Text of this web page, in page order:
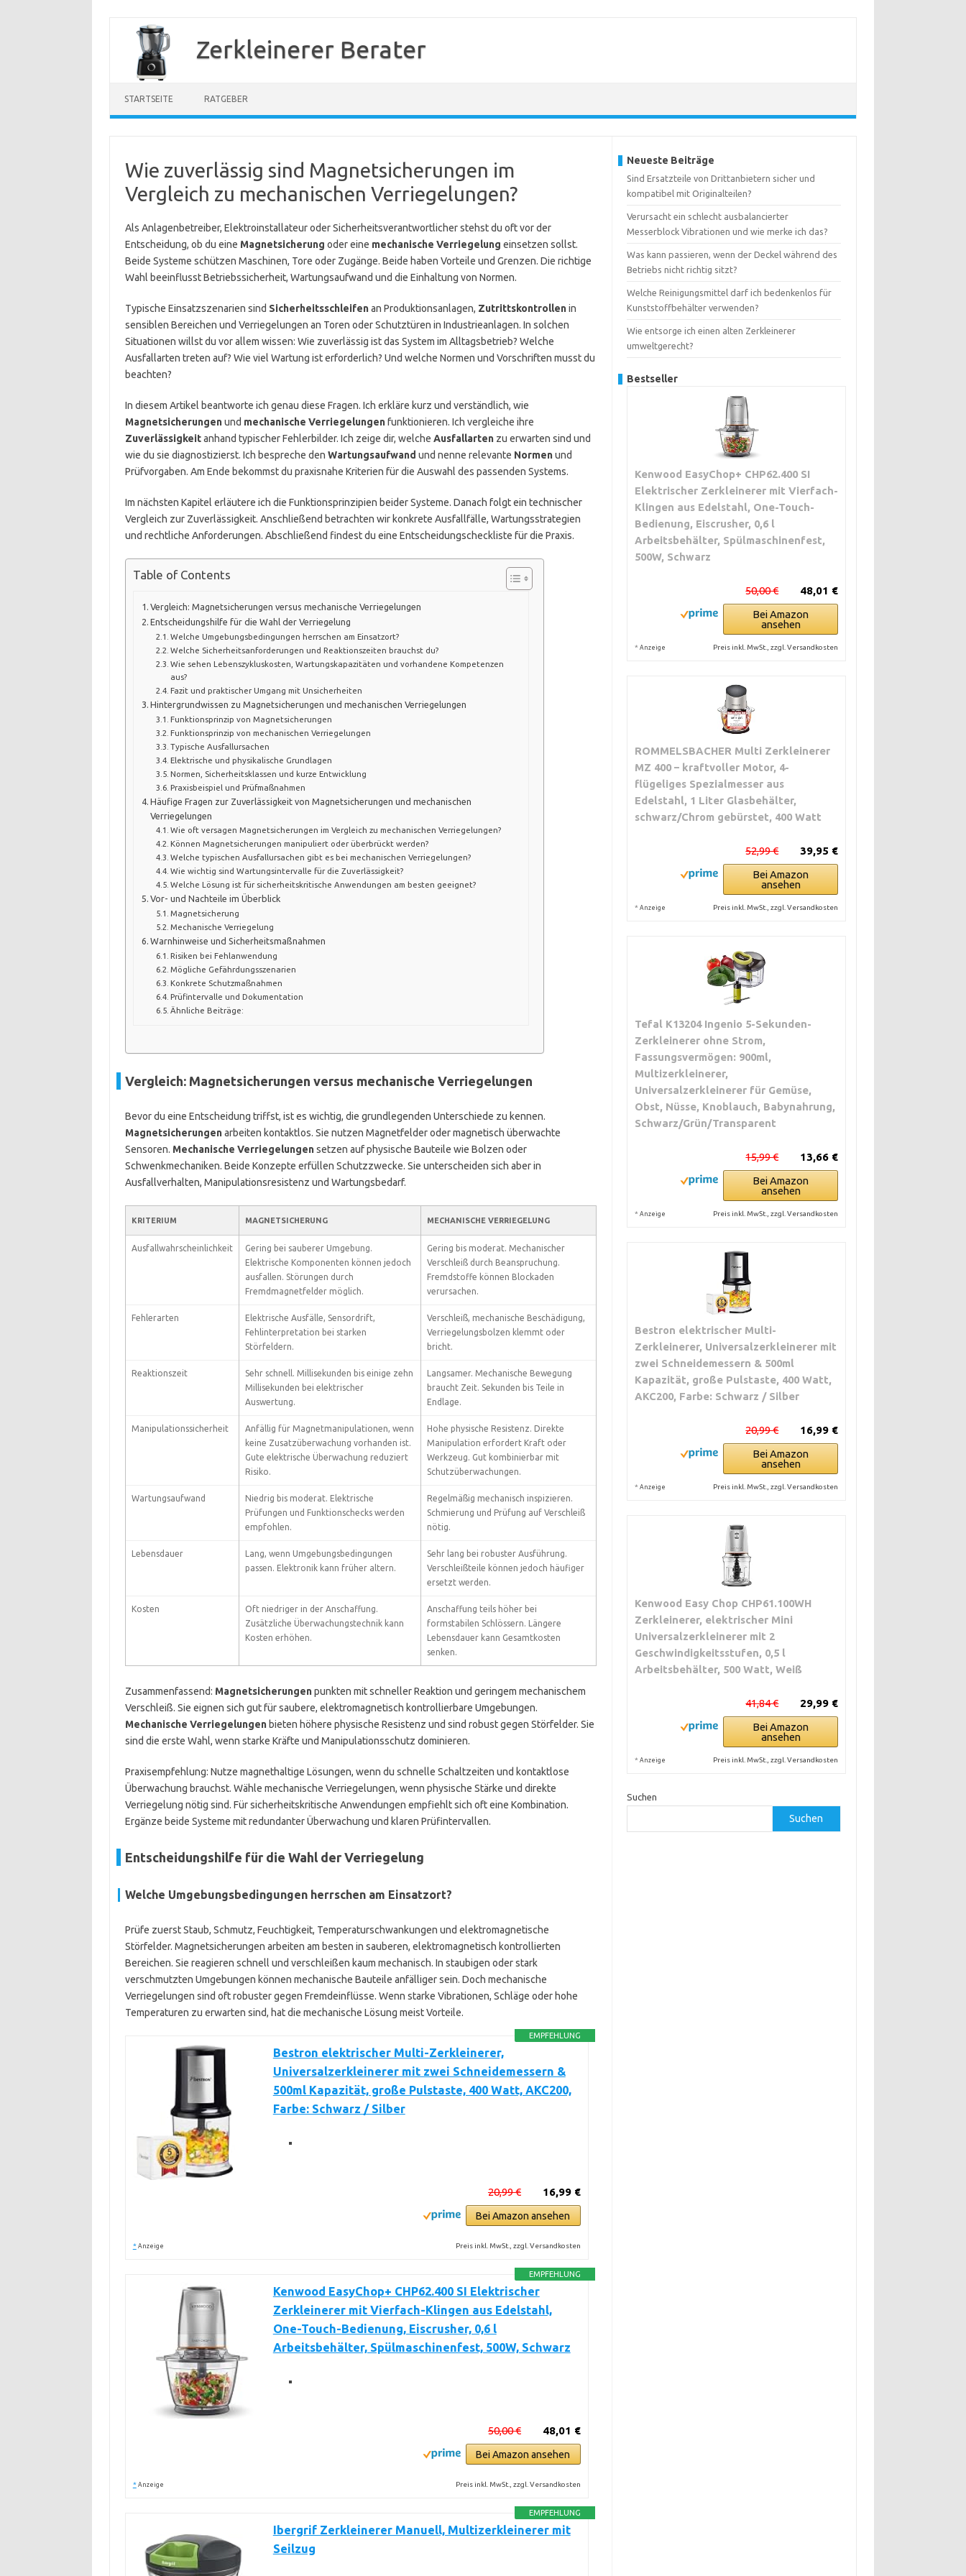
springen
Zerkleinerer Berater
STARTSEITE RATGEBER
Wie zuverlässig sind Magnetsicherungen im
Vergleich zu mechanischen Verriegelungen?
Als Anlagenbetreiber, Elektroinstallateur oder Sicherheitsverantwortlicher stehst du oft vor der
Entscheidung, ob du eine Magnetsicherung oder eine mechanische Verriegelung einsetzen sollst.
Beide Systeme schützen Maschinen, Tore oder Zugänge. Beide haben Vorteile und Grenzen. Die richtige
Wahl beeinflusst Betriebssicherheit, Wartungsaufwand und die Einhaltung von Normen.
Typische Einsatzszenarien sind Sicherheitsschleifenan Produktionsanlagen, Zutrittskontrollenin
sensiblen Bereichen und Verriegelungen an Toren oder Schutztüren in Industrieanlagen. In solchen
Situationen willst du vor allem wissen: Wie zuverlässig ist das System im Alltagsbetrieb? Welche
Ausfallarten treten auf? Wie viel Wartung ist erforderlich? Und welche Normen und Vorschriften musst du
beachten?
In diesem Artikel beantworte ich genau diese Fragen. Ich erkläre kurz und verständlich, wie
Magnetsicherungenund mechanische Verriegelungenfunktionieren. Ich vergleiche ihre
Zuverlässigkeitanhand typischer Fehlerbilder. Ich zeige dir, welche Ausfallartenzu erwarten sind und
wie du sie diagnostizierst. Ich bespreche den Wartungsaufwand und nenne relevante Normenund
Prüfvorgaben. Am Ende bekommst du praxisnahe Kriterien für die Auswahl des passenden Systems.
Im nächsten Kapitel erläutere ich die Funktionsprinzipien beider Systeme. Danach folgt ein technischer
Vergleich zur Zuverlässigkeit. Anschließend betrachten wir konkrete Ausfallfälle, Wartungsstrategien
und rechtliche Anforderungen. Abschließend findest du eine Entscheidungscheckliste für die Praxis.
Table of Contents
Vergleich: Magnetsicherungen versus mechanische Verriegelungen
Entscheidungshilfe für die Wahl der Verriegelung
Welche Umgebungsbedingungen herrschen am Einsatzort?
Welche Sicherheitsanforderungen und Reaktionszeiten brauchst du?
Wie sehen Lebenszykluskosten, Wartungskapazitäten und vorhandene Kompetenzen
aus?
Fazit und praktischer Umgang mit Unsicherheiten
Hintergrundwissen zu Magnetsicherungen und mechanischen Verriegelungen
Funktionsprinzip von Magnetsicherungen
Funktionsprinzip von mechanischen Verriegelungen
Typische Ausfallursachen
Elektrische und physikalische Grundlagen
Normen, Sicherheitsklassen und kurze Entwicklung
Praxisbeispiel und Prüfmaßnahmen
Häufige Fragen zur Zuverlässigkeit von Magnetsicherungen und mechanischen
Verriegelungen
Wie oft versagen Magnetsicherungen im Vergleich zu mechanischen Verriegelungen?
Können Magnetsicherungen manipuliert oder überbrückt werden?
Welche typischen Ausfallursachen gibt es bei mechanischen Verriegelungen?
Wie wichtig sind Wartungsintervalle für die Zuverlässigkeit?
Welche Lösung ist für sicherheitskritische Anwendungen am besten geeignet?
Vor- und Nachteile im Überblick
Magnetsicherung
Mechanische Verriegelung
Warnhinweise und Sicherheitsmaßnahmen
Risiken bei Fehlanwendung
Mögliche Gefährdungsszenarien
Konkrete Schutzmaßnahmen
Prüfintervalle und Dokumentation
Ähnliche Beiträge:
Vergleich: Magnetsicherungen versus mechanische Verriegelungen
Bevor du eine Entscheidung triffst, ist es wichtig, die grundlegenden Unterschiede zu kennen.
Magnetsicherungenarbeiten kontaktlos. Sie nutzen Magnetfelder oder magnetisch überwachte
Sensoren. Mechanische Verriegelungensetzen auf physische Bauteile wie Bolzen oder
Schwenkmechaniken. Beide Konzepte erfüllen Schutzzwecke. Sie unterscheiden sich aber in
Ausfallverhalten, Manipulationsresistenz und Wartungsbedarf.
KRITERIUM MAGNETSICHERUNG MECHANISCHE VERRIEGELUNG
Ausfallwahrscheinlichkeit
Gering bei sauberer Umgebung.
Elektrische Komponenten können jedoch
ausfallen. Störungen durch
Fremdmagnetfelder möglich.
Gering bis moderat. Mechanischer
Verschleiß durch Beanspruchung.
Fremdstoffe können Blockaden
verursachen.
Fehlerarten
Elektrische Ausfälle, Sensordrift,
Fehlinterpretation bei starken
Störfeldern.
Verschleiß, mechanische Beschädigung,
Verriegelungsbolzen klemmt oder
bricht.
Reaktionszeit
Sehr schnell. Millisekunden bis einige zehn
Millisekunden bei elektrischer
Auswertung.
Langsamer. Mechanische Bewegung
braucht Zeit. Sekunden bis Teile in
Endlage.
Manipulationssicherheit
Anfällig für Magnetmanipulationen, wenn
keine Zusatzüberwachung vorhanden ist.
Gute elektrische Überwachung reduziert
Risiko.
Hohe physische Resistenz. Direkte
Manipulation erfordert Kraft oder
Werkzeug. Gut kombinierbar mit
Schutzüberwachungen.
Wartungsaufwand
Niedrig bis moderat. Elektrische
Prüfungen und Funktionschecks werden
empfohlen.
Regelmäßig mechanisch inspizieren.
Schmierung und Prüfung auf Verschleiß
nötig.
Lebensdauer
Lang, wenn Umgebungsbedingungen
passen. Elektronik kann früher altern.
Sehr lang bei robuster Ausführung.
Verschleißteile können jedoch häufiger
ersetzt werden.
Kosten
Oft niedriger in der Anschaffung.
Zusätzliche Überwachungstechnik kann
Kosten erhöhen.
Anschaffung teils höher bei
formstabilen Schlössern. Längere
Lebensdauer kann Gesamtkosten
senken.
Zusammenfassend: Magnetsicherungenpunkten mit schneller Reaktion und geringem mechanischem
Verschleiß. Sie eignen sich gut für saubere, elektromagnetisch kontrollierbare Umgebungen.
Mechanische Verriegelungenbieten höhere physische Resistenz und sind robust gegen Störfelder. Sie
sind die erste Wahl, wenn starke Kräfte und Manipulationsschutz dominieren.
Praxisempfehlung: Nutze magnethaltige Lösungen, wenn du schnelle Schaltzeiten und kontaktlose
Überwachung brauchst. Wähle mechanische Verriegelungen, wenn physische Stärke und direkte
Verriegelung nötig sind. Für sicherheitskritische Anwendungen empfiehlt sich oft eine Kombination.
Ergänze beide Systeme mit redundanter Überwachung und klaren Prüfintervallen.
Entscheidungshilfe für die Wahl der Verriegelung
Welche Umgebungsbedingungen herrschen am Einsatzort?
Prüfe zuerst Staub, Schmutz, Feuchtigkeit, Temperaturschwankungen und elektromagnetische
Störfelder. Magnetsicherungen arbeiten am besten in sauberen, elektromagnetisch kontrollierten
Bereichen. Sie reagieren schnell und verschleißen kaum mechanisch. In staubigen oder stark
verschmutzten Umgebungen können mechanische Bauteile anfälliger sein. Doch mechanische
Verriegelungen sind oft robuster gegen Fremdeinflüsse. Wenn starke Vibrationen, Schläge oder hohe
Temperaturen zu erwarten sind, hat die mechanische Lösung meist Vorteile.
EMPFEHLUNG
Bestron elektrischer Multi-Zerkleinerer,
Universalzerkleinerer mit zwei Schneidemessern &
500ml Kapazität, große Pulstaste, 400 Watt, AKC200,
Farbe: Schwarz / Silber
16,99 €
20,99 €
Bei Amazon ansehen
* Anzeige Preis inkl. MwSt., zzgl. Versandkosten
EMPFEHLUNG
Kenwood EasyChop+ CHP62.400 SI Elektrischer
Zerkleinerer mit Vierfach-Klingen aus Edelstahl,
One-Touch-Bedienung, Eiscrusher, 0,6 l
Arbeitsbehälter, Spülmaschinenfest, 500W, Schwarz
48,01 €
50,00 €
Bei Amazon ansehen
* Anzeige Preis inkl. MwSt., zzgl. Versandkosten
EMPFEHLUNG
Ibergrif Zerkleinerer Manuell, Multizerkleinerer mit
Seilzug
Neueste Beiträge
Sind Ersatzteile von Drittanbietern sicher und
kompatibel mit Originalteilen?
Verursacht ein schlecht ausbalancierter
Messerblock Vibrationen und wie merke ich das?
Was kann passieren, wenn der Deckel während des
Betriebs nicht richtig sitzt?
Welche Reinigungsmittel darf ich bedenkenlos für
Kunststoffbehälter verwenden?
Wie entsorge ich einen alten Zerkleinerer
umweltgerecht?
Bestseller
Kenwood EasyChop+ CHP62.400 SI
Elektrischer Zerkleinerer mit Vierfach-
Klingen aus Edelstahl, One-Touch-
Bedienung, Eiscrusher, 0,6 l
Arbeitsbehälter, Spülmaschinenfest,
500W, Schwarz
48,01 €
50,00 €
Bei Amazon
ansehen
* Anzeige Preis inkl. MwSt., zzgl. Versandkosten
ROMMELSBACHER Multi Zerkleinerer
MZ 400 – kraftvoller Motor, 4-
flügeliges Spezialmesser aus
Edelstahl, 1 Liter Glasbehälter,
schwarz/Chrom gebürstet, 400 Watt
39,95 €
52,99 €
Bei Amazon
ansehen
* Anzeige Preis inkl. MwSt., zzgl. Versandkosten
Tefal K13204 Ingenio 5-Sekunden-
Zerkleinerer ohne Strom,
Fassungsvermögen: 900ml,
Multizerkleinerer,
Universalzerkleinerer für Gemüse,
Obst, Nüsse, Knoblauch, Babynahrung,
Schwarz/Grün/Transparent
13,66 €
15,99 €
Bei Amazon
ansehen
* Anzeige Preis inkl. MwSt., zzgl. Versandkosten
Bestron elektrischer Multi-
Zerkleinerer, Universalzerkleinerer mit
zwei Schneidemessern & 500ml
Kapazität, große Pulstaste, 400 Watt,
AKC200, Farbe: Schwarz / Silber
16,99 €
20,99 €
Bei Amazon
ansehen
* Anzeige Preis inkl. MwSt., zzgl. Versandkosten
Kenwood Easy Chop CHP61.100WH
Zerkleinerer, elektrischer Mini
Universalzerkleinerer mit 2
Geschwindigkeitsstufen, 0,5 l
Arbeitsbehälter, 500 Watt, Weiß
29,99 €
41,84 €
Bei Amazon
ansehen
* Anzeige Preis inkl. MwSt., zzgl. Versandkosten
Suchen
Suchen